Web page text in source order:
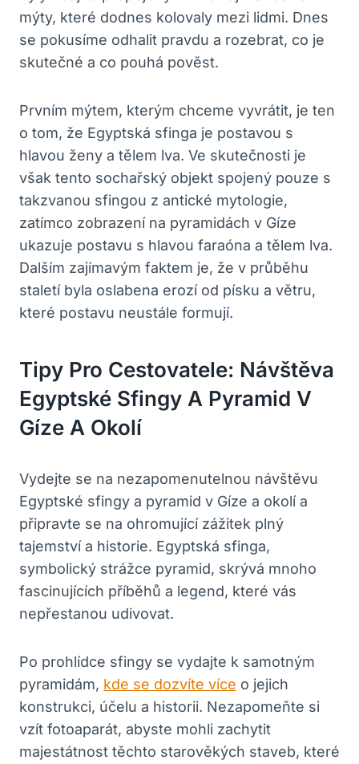
mýty, které dodnes kolovaly mezi lidmi. Dnes
se pokusíme odhalit pravdu a rozebrat, co je
skutečné a co pouhá pověst.
Prvním mýtem, kterým chceme vyvrátit, je ten
o tom, že Egyptská sfinga je postavou s
hlavou ženy a tělem lva. Ve skutečnosti je
však tento sochařský objekt spojený pouze s
takzvanou sfingou z antické mytologie,
zatímco zobrazení na pyramidách v Gíze
ukazuje postavu s hlavou faraóna a tělem lva.
Dalším zajímavým faktem je, že v průběhu
staletí byla oslabena erozí od písku a větru,
které postavu neustále formují.
Tipy Pro Cestovatele: Návštěva
Egyptské Sfingy A Pyramid V
Gíze A Okolí
Vydejte se na nezapomenutelnou návštěvu
Egyptské sfingy a pyramid v Gíze a okolí a
připravte se na ohromující zážitek plný
tajemství a historie. Egyptská sfinga,
symbolický strážce pyramid, skrývá mnoho
fascinujících příběhů a legend, které vás
nepřestanou udivovat.
Po prohlídce sfingy se vydajte k samotným
pyramidám, kde se dozvíte více o jejich
konstrukci, účelu a historii. Nezapomeňte si
vzít fotoaparát, abyste mohli zachytit
majestátnost těchto starověkých staveb, které